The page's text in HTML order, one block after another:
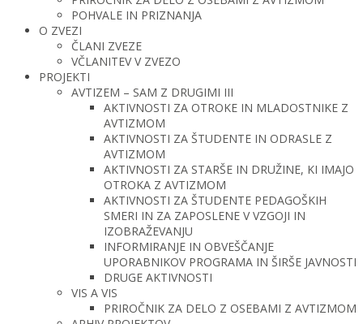
POHVALE IN PRIZNANJA
O ZVEZI
ČLANI ZVEZE
VČLANITEV V ZVEZO
PROJEKTI
AVTIZEM – SAM Z DRUGIMI III
AKTIVNOSTI ZA OTROKE IN MLADOSTNIKE Z
AVTIZMOM
AKTIVNOSTI ZA ŠTUDENTE IN ODRASLE Z
AVTIZMOM
AKTIVNOSTI ZA STARŠE IN DRUŽINE, KI IMAJO
OTROKA Z AVTIZMOM
AKTIVNOSTI ZA ŠTUDENTE PEDAGOŠKIH
SMERI IN ZA ZAPOSLENE V VZGOJI IN
IZOBRAŽEVANJU
INFORMIRANJE IN OBVEŠČANJE
UPORABNIKOV PROGRAMA IN ŠIRŠE JAVNOSTI
DRUGE AKTIVNOSTI
VIS A VIS
PRIROČNIK ZA DELO Z OSEBAMI Z AVTIZMOM